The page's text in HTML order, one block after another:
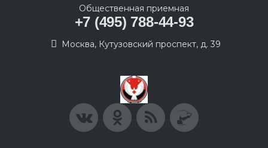
Общественная приемная
+7 (495) 788-44-93
Москва, Кутузовский проспект, д. 39